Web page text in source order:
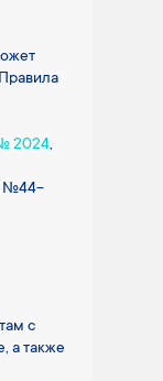
2024,
№44-
с
а также